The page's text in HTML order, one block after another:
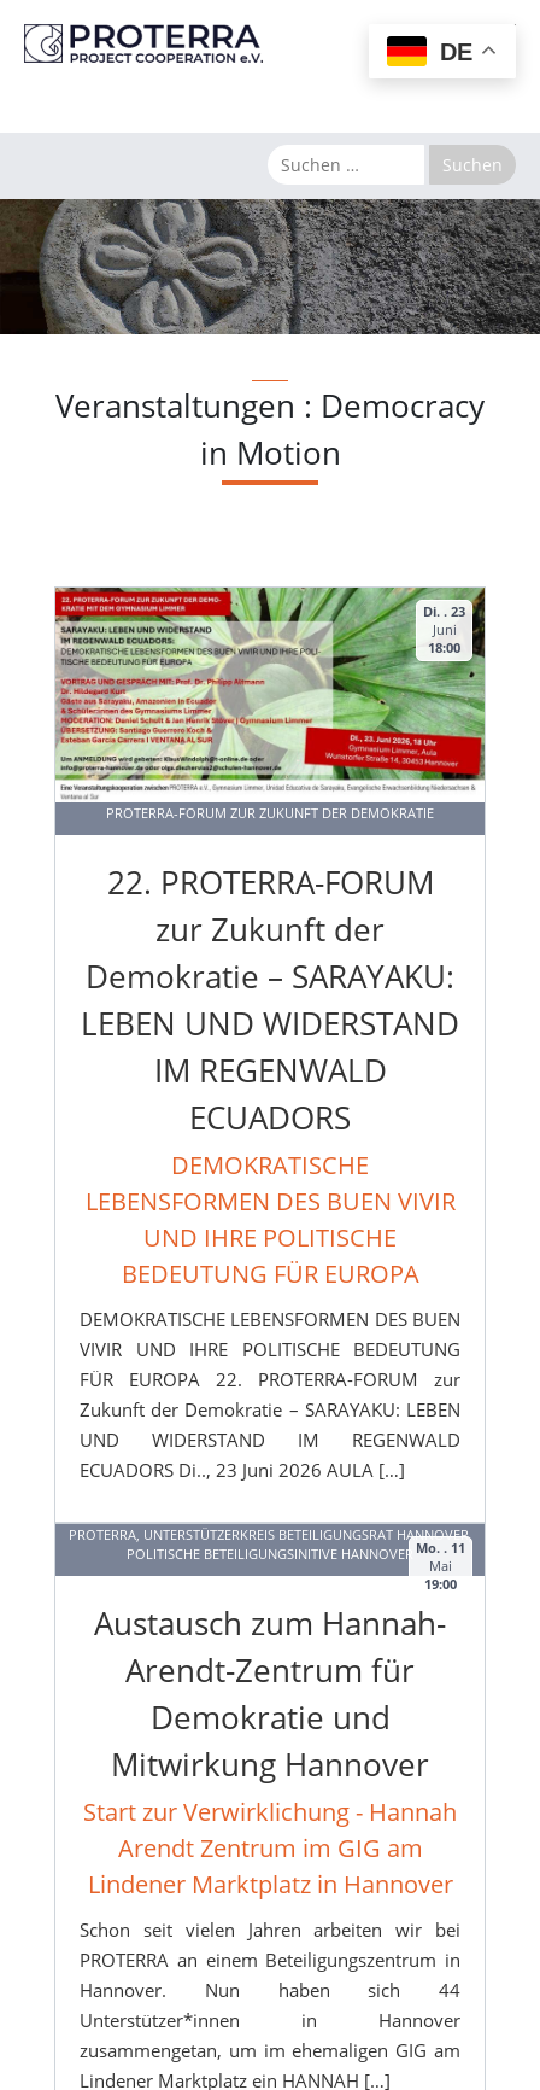
Veranstaltungen : Democracy
in Motion
Di. . 23
Juni
18:00
PROTERRA-FORUM ZUR ZUKUNFT DER DEMOKRATIE
22. PROTERRA-FORUM
zur Zukunft der
Demokratie – SARAYAKU:
LEBEN UND WIDERSTAND
IM REGENWALD
ECUADORS
DEMOKRATISCHE
LEBENSFORMEN DES BUEN VIVIR
UND IHRE POLITISCHE
BEDEUTUNG FÜR EUROPA
DEMOKRATISCHE LEBENSFORMEN DES BUEN
VIVIR UND IHRE POLITISCHE BEDEUTUNG
FÜR EUROPA 22. PROTERRA-FORUM zur
Zukunft der Demokratie – SARAYAKU: LEBEN
UND WIDERSTAND IM REGENWALD
ECUADORS Di.., 23 Juni 2026 AULA […]
Mo. . 11
Mai
19:00
PROTERRA, UNTERSTÜTZERKREIS BETEILIGUNGSRAT HANNOVER,
POLITISCHE BETEILIGUNGSINITIVE HANNOVER
Austausch zum Hannah-
Arendt-Zentrum für
Demokratie und
Mitwirkung Hannover
Start zur Verwirklichung - Hannah
Arendt Zentrum im GIG am
Lindener Marktplatz in Hannover
Schon seit vielen Jahren arbeiten wir bei
PROTERRA an einem Beteiligungszentrum in
Hannover. Nun haben sich 44
Unterstützer*innen in Hannover
zusammengetan, um im ehemaligen GIG am
Lindener Marktplatz ein HANNAH […]
DE